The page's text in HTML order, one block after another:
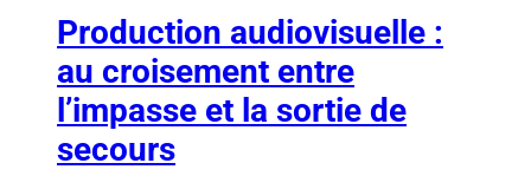
Production audiovisuelle :
au croisement entre
l’impasse et la sortie de
secours